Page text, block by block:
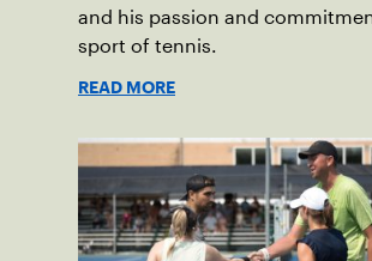
and his passion and
sport of tennis.
READ MORE